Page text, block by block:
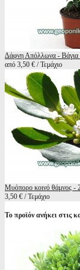
Δάφνη Απόλλωνα -
από 3,50 € / Τεμάχιο
Μυόπορο κοινό θάμνος
3,50 € / Τεμάχιο
Το προϊόν ανήκει στις